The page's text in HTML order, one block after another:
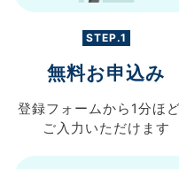
STEP.1
無料お申込み
登録フォームから 1分ほ
ご入力 いただけます